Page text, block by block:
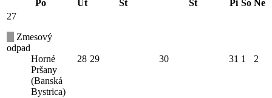
Po
Ut St Št Pi So Ne
27
Zmesový
odpad
Horné
Pršany
(Banská
Bystrica)
28 29 30 31 1 2